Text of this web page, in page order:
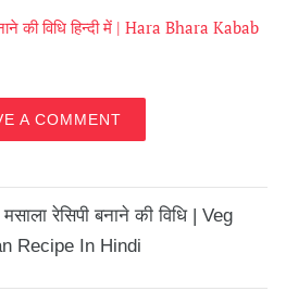
की विधि हिन्दी में | Hara Bhara Kabab
A COMMENT
रेसिपी बनाने की विधि | Veg
Recipe In Hindi